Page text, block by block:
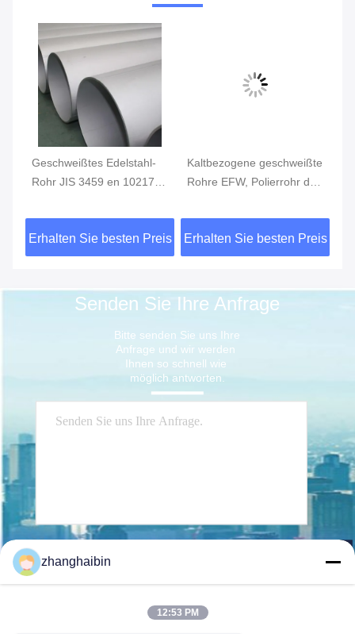
Geschweißtes Edelstahl-
Rohr JIS 3459 en 10217-7
Erhalten Sie besten Preis
Kaltbezogene geschweißte
Rohre EFW, Polierrohr der
SS
Erhalten Sie besten Preis
Senden Sie Ihre Anfrage
Bitte senden Sie uns Ihre
Anfrage und wir werden
Ihnen so schnell wie
möglich antworten.
Senden Sie
zhanghaibin
12:53 PM